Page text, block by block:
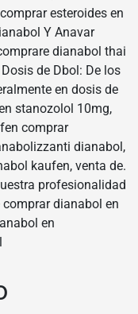
esteroides en
Y Anavar
dianabol thai
de Dbol: De los
en dosis de
stanozolol 10mg,
comprar
dianabol,
kaufen, venta de.
profesionalidad
dianabol en
en